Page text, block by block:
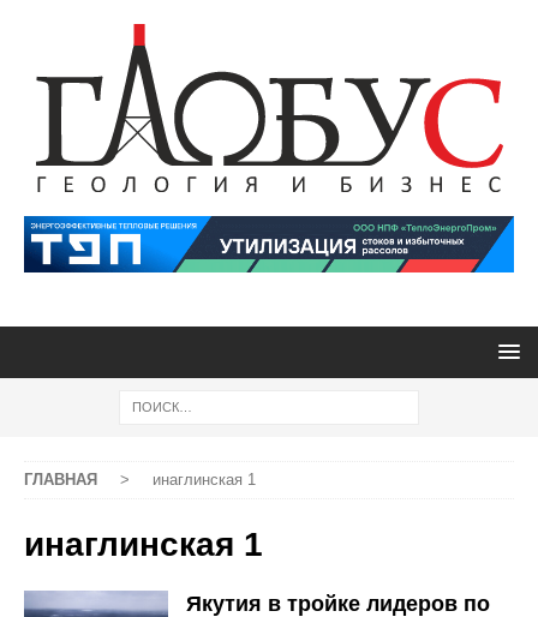
ГЛАВНАЯ > инаглинская 1
инаглинская 1
Якутия в тройке лидеров по